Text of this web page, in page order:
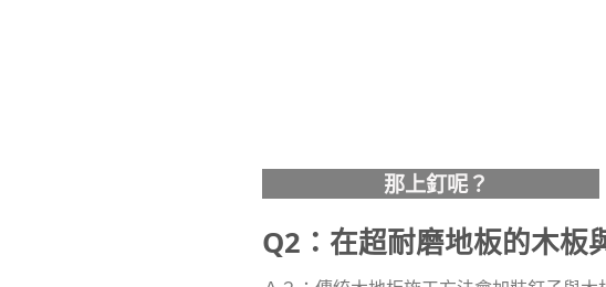
那上釘呢？
Q2 ：在超耐磨地板的木